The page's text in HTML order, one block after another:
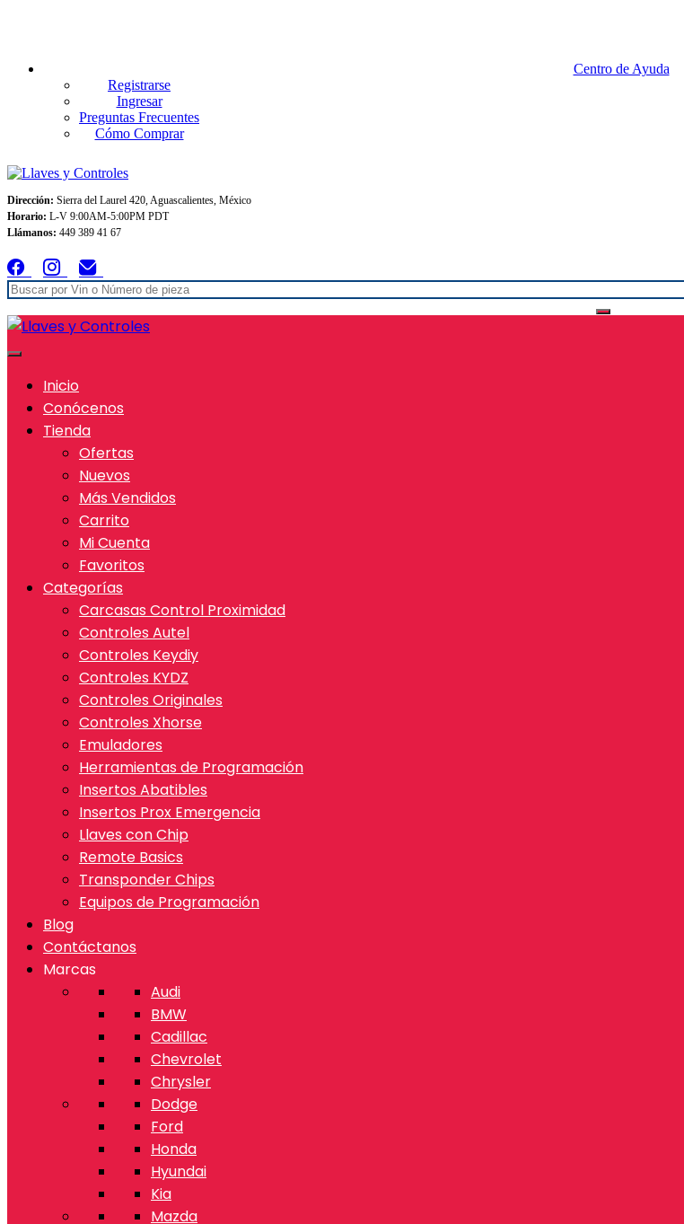
Centro de Ayuda
Registrarse
Ingresar
Preguntas Frecuentes
Cómo Comprar
Dirección: Sierra del Laurel 420, Aguascalientes, México
Horario: L-V 9:00AM-5:00PM PDT
Llámanos: 449 389 41 67
Inicio
Conócenos
Tienda
Ofertas
Nuevos
Más Vendidos
Carrito
Mi Cuenta
Favoritos
Categorías
Carcasas Control Proximidad
Controles Autel
Controles Keydiy
Controles KYDZ
Controles Originales
Controles Xhorse
Emuladores
Herramientas de Programación
Insertos Abatibles
Insertos Prox Emergencia
Llaves con Chip
Remote Basics
Transponder Chips
Equipos de Programación
Blog
Contáctanos
Marcas
Audi
BMW
Cadillac
Chevrolet
Chrysler
Dodge
Ford
Honda
Hyundai
Kia
Mazda